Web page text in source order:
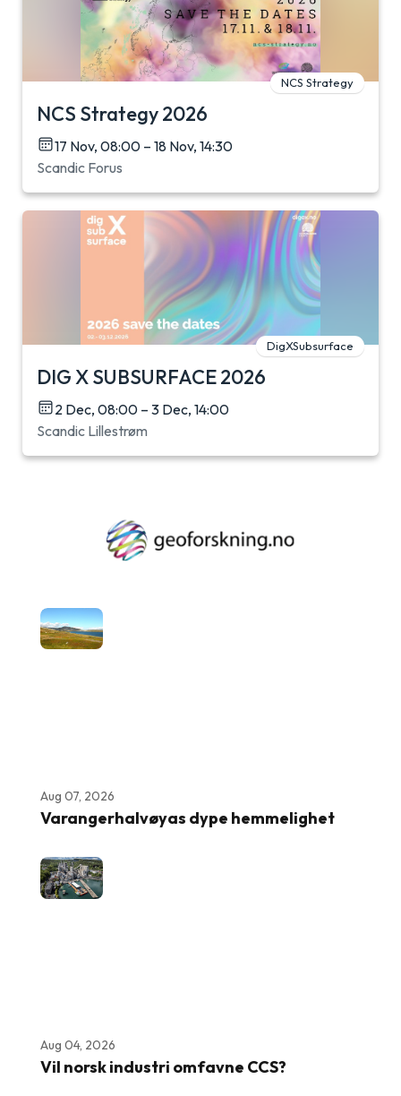
NCS Strategy
NCS Strategy 2026
17 Nov, 08:00 – 18 Nov, 14:30
Scandic Forus
DigXSubsurface
DIG X SUBSURFACE 2026
2 Dec, 08:00 – 3 Dec, 14:00
Scandic Lillestrøm
Aug 07, 2026
Varangerhalvøyas dype hemmelighet
Aug 04, 2026
Vil norsk industri omfavne CCS?